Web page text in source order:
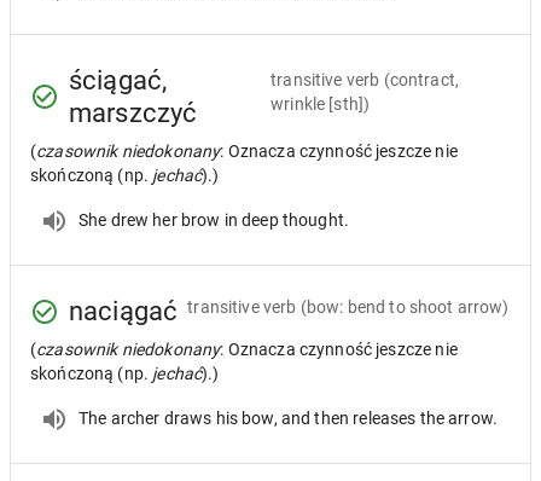
ściągać,
marszczyć
transitive verb (contract,
wrinkle [sth])
(czasownik niedokonany: Oznacza czynność jeszcze nie
skończoną (np. jechać).)
She drew her brow in deep thought.
naciągać transitive verb (bow: bend to shoot arrow)
(czasownik niedokonany: Oznacza czynność jeszcze nie
skończoną (np. jechać).)
The archer draws his bow, and then releases the arrow.